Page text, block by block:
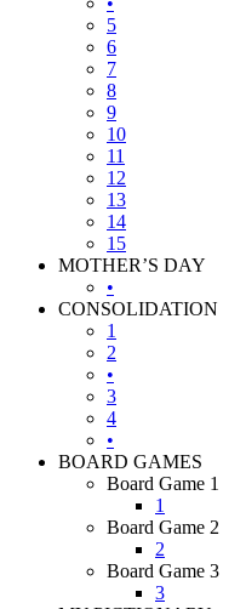
5
6
7
8
9
10
11
12
13
14
15
MOTHER’S DAY
•
CONSOLIDATION
1
2
•
3
4
•
BOARD GAMES
Board Game 1
1
Board Game 2
2
Board Game 3
3